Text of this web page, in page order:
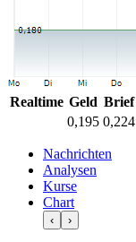
Realtime Geld Brief
0,195 0,224
Nachrichten
Analysen
Kurse
Chart
‹ ›